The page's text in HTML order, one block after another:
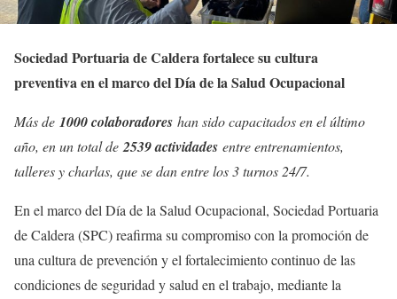
Sociedad Portuaria de Caldera fortalece su cultura
preventiva en el marco del Día de la Salud Ocupacional
Más de 1000 colaboradores han sido capacitados en el último
año, en un total de 2539 actividades entre entrenamientos,
talleres y charlas, que se dan entre los 3 turnos 24/7.
En el marco del Día de la Salud Ocupacional, Sociedad Portuaria
de Caldera (SPC) reafirma su compromiso con la promoción de
una cultura de prevención y el fortalecimiento continuo de las
condiciones de seguridad y salud en el trabajo, mediante la